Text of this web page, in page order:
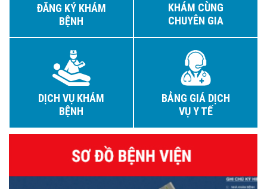
ĐĂNG KÝ KHÁM
BỆNH
KHÁM CÙNG
CHUYÊN GIA
DỊCH VỤ KHÁM
BỆNH
BẢNG GIÁ DỊCH
VỤ Y TẾ